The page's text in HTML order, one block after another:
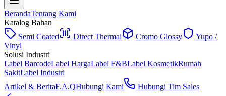
BerandaTentang Kami
Katalog Bahan
Semi Coated
Direct Thermal Cromo Glossy
Yupo /
Vinyl
Solusi Industri
Label BarcodeLabel HargaLabel F&BLabel KosmetikRumah
SakitLabel Industri
Artikel & BeritaF.A.QHubungi Kami
Hubungi Tim Sales